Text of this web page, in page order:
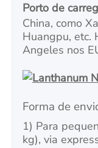
Porto de
China, como
Huangpu, etc.
Angeles nos
Forma de
1) Para
kg), via